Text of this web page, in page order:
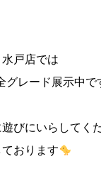
戸店では
グレード展示中で
びにいらしてく
おります